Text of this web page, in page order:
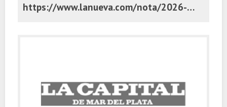
https://www.lanueva.com/nota/2026-4-7-5-0-41-ganaderia-casi-todos-los-indicadores-ratifican-la-continuidad-de-un-escenario-favorable